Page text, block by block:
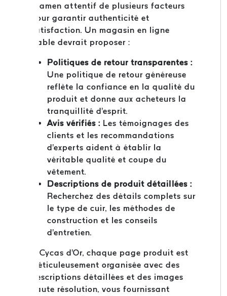
examen attentif de plusieurs facteurs
pour garantir authenticité et
satisfaction. Un magasin en ligne
fiable devrait proposer :
Politiques de retour transparentes :
Une politique de retour généreuse
reflète la confiance en la qualité du
produit et donne aux acheteurs la
tranquillité d'esprit.
Avis vérifiés : Les témoignages des
clients et les recommandations
d'experts aident à établir la
véritable qualité et coupe du
vêtement.
Descriptions de produit détaillées :
Recherchez des détails complets sur
le type de cuir, les méthodes de
construction et les conseils
d'entretien.
À Cycas d'Or, chaque page produit est
méticuleusement organisée avec des
descriptions détaillées et des images
haute résolution, vous fournissant